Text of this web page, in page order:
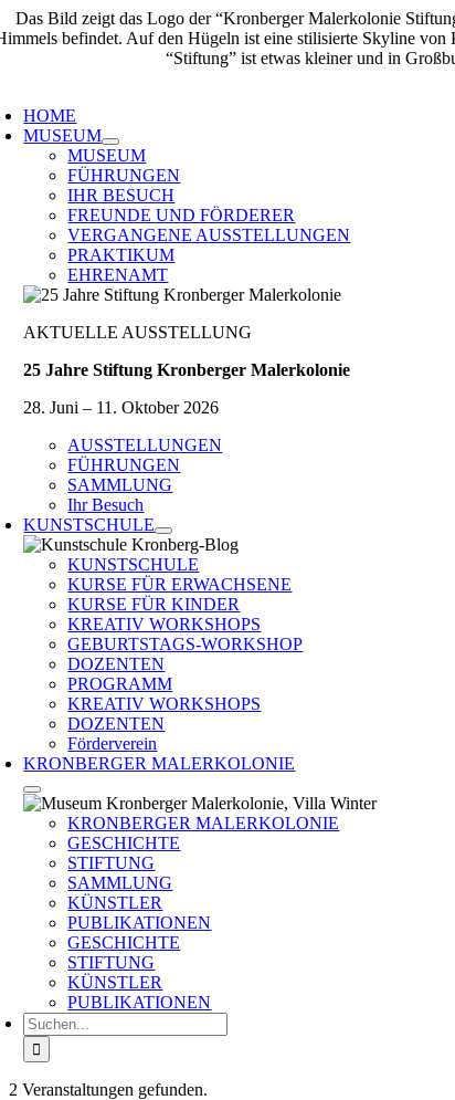
Zum
Inhalt
HOME
MUSEUM
MUSEUM
FÜHRUNGEN
IHR BESUCH
FREUNDE UND FÖRDERER
VERGANGENE AUSSTELLUNGEN
PRAKTIKUM
EHRENAMT
AKTUELLE AUSSTELLUNG
25 Jahre Stiftung Kronberger Malerkolonie
28. Juni – 11. Oktober 2026
AUSSTELLUNGEN
FÜHRUNGEN
SAMMLUNG
Ihr Besuch
KUNSTSCHULE
KUNSTSCHULE
KURSE FÜR ERWACHSENE
KURSE FÜR KINDER
KREATIV WORKSHOPS
GEBURTSTAGS-WORKSHOP
DOZENTEN
PROGRAMM
KREATIV WORKSHOPS
DOZENTEN
Förderverein
KRONBERGER MALERKOLONIE
KRONBERGER MALERKOLONIE
GESCHICHTE
STIFTUNG
SAMMLUNG
KÜNSTLER
PUBLIKATIONEN
GESCHICHTE
STIFTUNG
KÜNSTLER
PUBLIKATIONEN
Suche
nach:
2 Veranstaltungen gefunden.